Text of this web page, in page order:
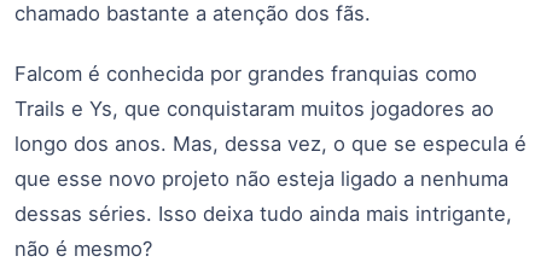
chamado bastante a atenção dos fãs.
Falcom é conhecida por grandes franquias como
Trails e Ys, que conquistaram muitos jogadores ao
longo dos anos. Mas, dessa vez, o que se especula é
que esse novo projeto não esteja ligado a nenhuma
dessas séries. Isso deixa tudo ainda mais intrigante,
não é mesmo?